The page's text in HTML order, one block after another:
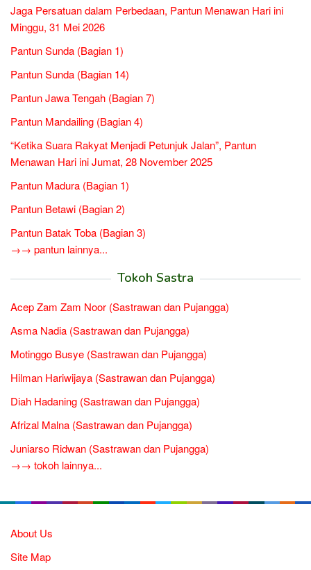
Jaga Persatuan dalam Perbedaan, Pantun Menawan Hari ini
Minggu, 31 Mei 2026
Pantun Sunda (Bagian 1)
Pantun Sunda (Bagian 14)
Pantun Jawa Tengah (Bagian 7)
Pantun Mandailing (Bagian 4)
“Ketika Suara Rakyat Menjadi Petunjuk Jalan”, Pantun
Menawan Hari ini Jumat, 28 November 2025
Pantun Madura (Bagian 1)
Pantun Betawi (Bagian 2)
Pantun Batak Toba (Bagian 3)
→→ pantun lainnya...
Tokoh Sastra
Acep Zam Zam Noor (Sastrawan dan Pujangga)
Asma Nadia (Sastrawan dan Pujangga)
Motinggo Busye (Sastrawan dan Pujangga)
Hilman Hariwijaya (Sastrawan dan Pujangga)
Diah Hadaning (Sastrawan dan Pujangga)
Afrizal Malna (Sastrawan dan Pujangga)
Juniarso Ridwan (Sastrawan dan Pujangga)
→→ tokoh lainnya...
About Us
Site Map